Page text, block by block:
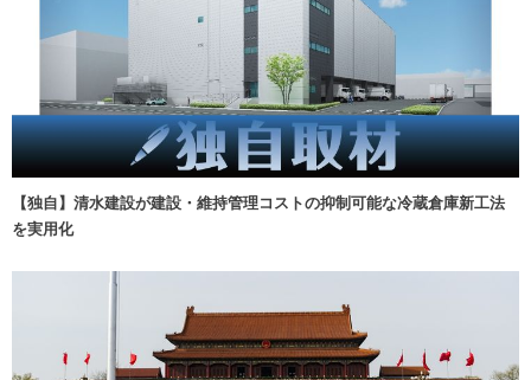
【独自】清水建設が建設・維持管理コストの抑制可能な冷蔵倉庫新工法
を実用化